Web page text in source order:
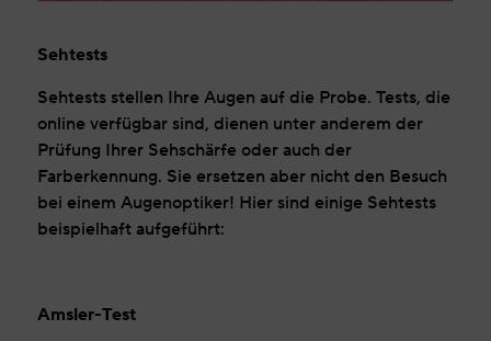
Sehtests
Sehtests stellen Ihre Augen auf die Probe. Tests, die
online verfügbar sind, dienen unter anderem der
Prüfung Ihrer Sehschärfe oder auch der
Farberkennung. Sie ersetzen aber nicht den Besuch
bei einem Augenoptiker! Hier sind einige Sehtests
beispielhaft aufgeführt:
Amsler-Test